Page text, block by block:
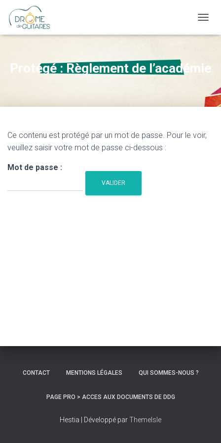
Protégé : Règlement de l’académie
Ce contenu est protégé par un mot de passe. Pour le voir,
veuillez saisir votre mot de passe ci-dessous :
Mot de passe :
CONTACT MENTIONS LÉGALES QUI SOMMES-NOUS ?
PAGE PRO > ACCES AUX DOCUMENTS DE DDG
Hestia | Développé parThemeIsle